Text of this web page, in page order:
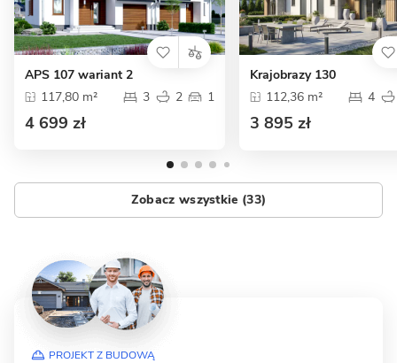
APS 107 wariant 2
117,80 m²
3 2 1
4 699 zł
Krajobrazy 130
112,36 m²
4
3 895 zł
Zobacz wszystkie (33)
PROJEKT Z BUDOWĄ